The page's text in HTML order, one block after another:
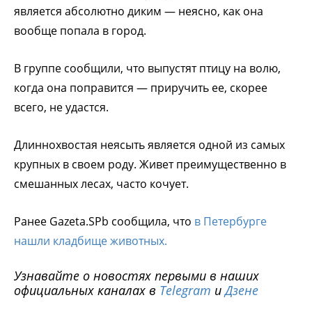
является абсолютно диким — неясно, как она
вообще попала в город.
В группе сообщили, что выпустят птицу на волю,
когда она поправится — приручить ее, скорее
всего, не удастся.
Длиннохвостая неясыть является одной из самых
крупных в своем роду. Живет преимущественно в
смешанных лесах, часто кочует.
Ранее Gazeta.SPb сообщила, что в Петербурге
нашли кладбище животных.
Узнавайте о новостях первыми в наших
официальных каналах в Telegram иДзене